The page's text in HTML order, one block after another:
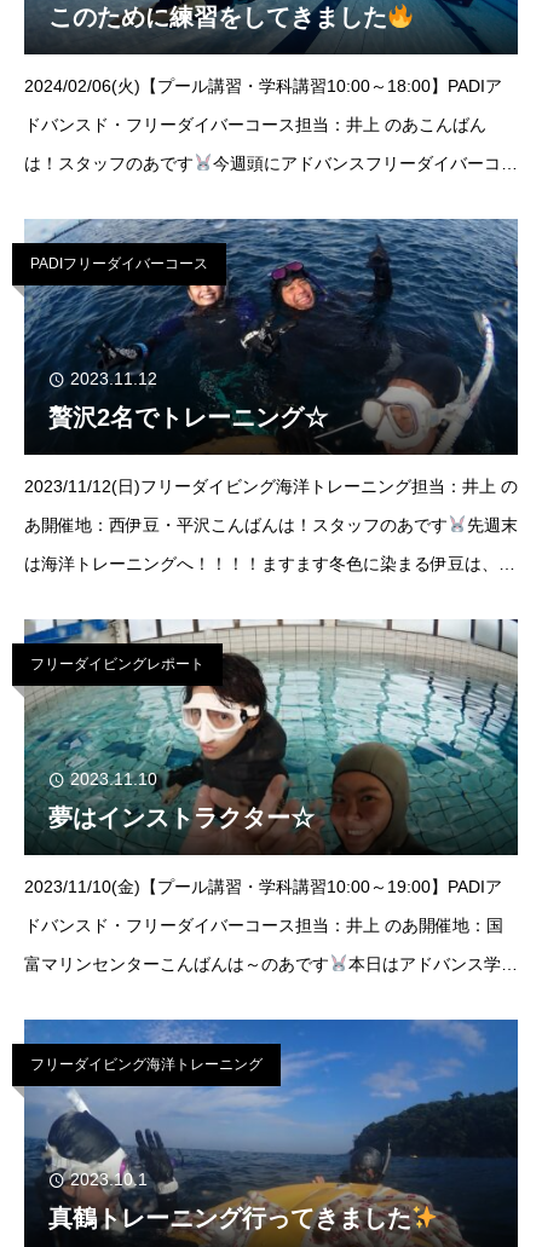
このために練習をしてきました
2024/02/06(火)【プール講習・学科講習10:00～18:00】PADIア
ドバンスド・フリーダイバーコース担当：井上 のあこんばん
は！スタッフのあです
今週頭にアドバンスフリーダイバーコー
その
PADIフリーダイバーコース
2023.11.12
贅沢2名でトレーニング☆
2023/11/12(日)フリーダイビング海洋トレーニング担当：井上 の
あ開催地：西伊豆・平沢こんばんは！スタッフのあです
先週末
は海洋トレーニングへ！！！！ますます冬色に染まる伊豆は、陸
のでしっか
フリーダイビングレポート
2023.11.10
夢はインストラクター☆
2023/11/10(金)【プール講習・学科講習10:00～19:00】PADIア
ドバンスド・フリーダイバーコース担当：井上 のあ開催地：国
富マリンセンターこんばんは～のあです
本日はアドバンス学科
ビン
フリーダイビング海洋トレーニング
2023.10.1
真鶴トレーニング行ってきました